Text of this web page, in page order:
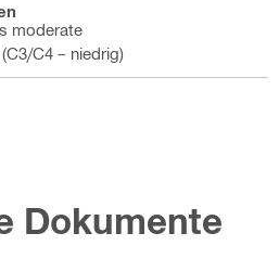
moderate
C4 – niedrig)
Dokumente